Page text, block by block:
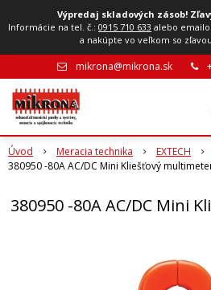
Výpredaj skladových zásob!
Informácie na tel. č.:0915 710 633 alebo
a nakúpte vo veľkom so zľavou
mikrona@mikrona.sk
Úvod Meracia technika EXTECH
380950 -80A AC/DC Mini Kliešťový
380950 -80A AC/DC Mini